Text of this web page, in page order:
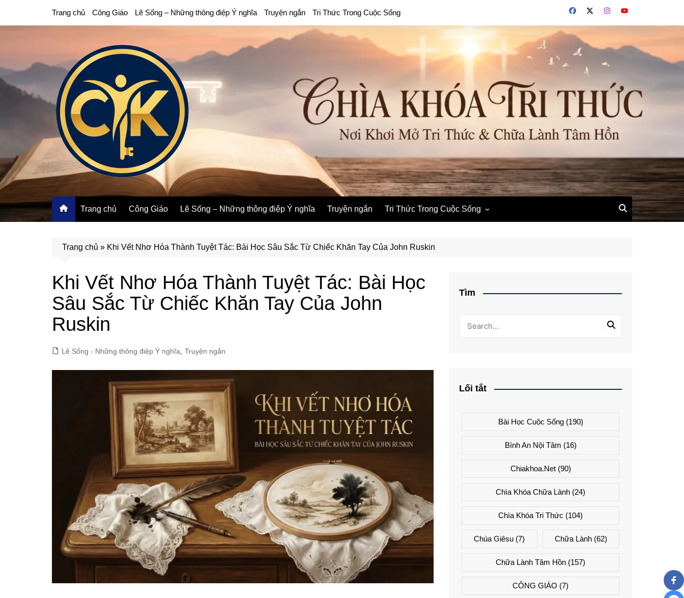
Trang chủ Công Giáo Lẽ Sống – Những thông điệp Ý nghĩa Truyện ngắn Tri Thức Trong Cuộc Sống
Trang chủ Công Giáo Lẽ Sống – Những thông điệp Ý nghĩa Truyện ngắn Tri Thức Trong Cuộc Sống
Ẩm Thực
Trang chủ » Khi Vết Nhơ Hóa Thành Tuyệt Tác: Bài Học Sâu Sắc Từ Chiếc Khăn Tay Của John Ruskin
Khi Vết Nhơ Hóa Thành Tuyệt Tác: Bài Học
Sâu Sắc Từ Chiếc Khăn Tay Của John
Ruskin
Lẽ Sống - Những thông điệp Ý nghĩa Truyện ngắn
Tìm
Lối tắt
Bài Học Cuộc Sống(190)
Bình An Nội Tâm (16)
Chiakhoa.net(90)
Chìa Khóa Chữa Lành (24)
Chìa Khóa Tri Thức (104)
Chúa Giêsu (7) Chữa Lành(62)
Chữa Lành Tâm Hồn (157)
CÔNG GIÁO (7)